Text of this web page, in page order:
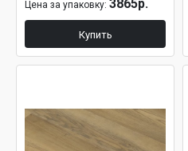
Цена за упаковку: 3865р.
Купить